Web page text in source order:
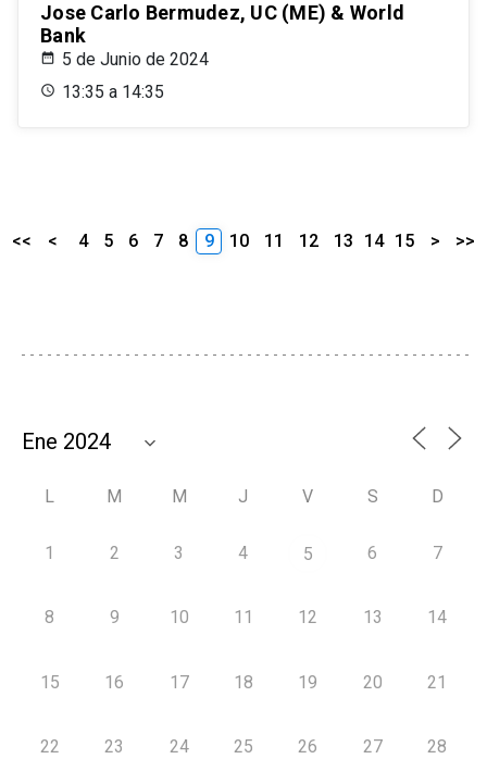
Jose Carlo Bermudez, UC (ME) & World
Bank
5 de Junio de 2024
13:35 a 14:35
<< < 4 5 6 7 8 9 10 11 12 13 14 15 > >>
L M M J V S D
1 2 3 4 5 6 7
8 9 10 11 12 13 14
15 16 17 18 19 20 21
22 23 24 25 26 27 28